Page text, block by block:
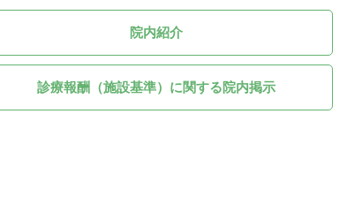
院内紹介
診療報酬（施設基準）に関する院内掲示